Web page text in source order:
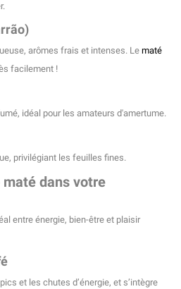
arômes frais et intenses. Le maté
facilement !
idéal pour les amateurs d'amertume.
privilégiant les feuilles fines.
dans votre
entre énergie, bien-être et plaisir
et les chutes d’énergie, et s’intègre